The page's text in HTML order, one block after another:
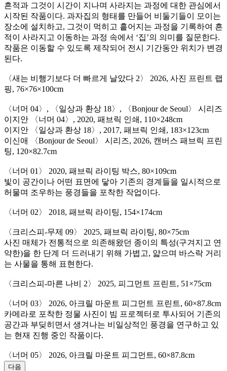
흔적과 그것이 시간이 지나며 사라지는 과정에 대한 관심에서
시작된 작품이다. 과자집의 형태를 만들어 비둘기들이 모이는
장소에 설치하고, 그것이 먹히고 흩어지는 과정을 기록하여 흔
적이 사라지고 이동하는 과정 속에서 ‘집’의 의미를 질문한다.
작품은 이동할 수 있도록 제작되어 전시 기간동안 위치가 변경
된다.
〈새는 비행기보다 더 빠르게 날았다 2〉
2026, 사진 프린트 랩
핑, 76×76×100cm
〈너머 04〉, 〈일상과 환상 18〉, 〈Bonjour de Seoul〉 시리즈
이지안 〈너머 04〉, 2020, 패브릭 인쇄, 110×248cm
이지안 〈일상과 환상 18〉, 2017, 패브릭 인쇄, 183×123cm
이신애 〈Bonjour de Seoul〉 시리즈, 2026, 캔버스 패브릭 프린
팅, 120×82.7cm
〈너머 01〉
2020, 패브릭 라이팅 박스, 80×109cm
빛이 공간이나 어떤 표면에 닿아 기존의 경계들을 일시적으로
허물며 조우하는 풍경들을 포착한 작업이다.
〈너머 02〉 2018, 패브릭 라이팅, 154×174cm
〈크리스피-무제 09〉
2025, 패브릭 라이팅, 80×75cm
사진 매체가 전통적으로 의존해왔던 종이의 특성(구겨지고 연
약한)을 한 단계 더 드러내기 위해 가볍고, 얇으며 바스락 거리
는 사물을 통해 표현한다.
〈크리스피-마른 나비 2〉 2025, 피그먼트 프린트, 51×75cm
〈너머 03〉
2026, 아크릴 마운트 피그먼트 프린트, 60×87.8cm
카메라로 포착한 정물 사진이 빔 프로젝터로 투사되어 기존의
공간과 부딪히면서 생겨나는 비일상적인 풍경을 연구하고 있
는 현재 진행 중인 작품이다.
〈너머 05〉 2026, 아크릴 마운트 피그먼트, 60×87.8cm
다음